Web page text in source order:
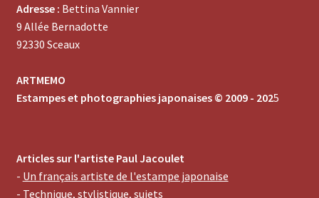
Adresse : Bettina Vannier
9 Allée Bernadotte
92330 Sceaux
ARTMEMO
Estampes et photographies japonaises © 2009 - 2025
Articles sur l'artiste Paul Jacoulet
- Un français artiste de l'estampe japonaise
- Technique, stylistique, sujets